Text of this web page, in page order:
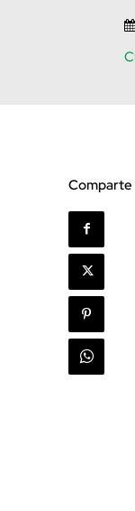
Comparte